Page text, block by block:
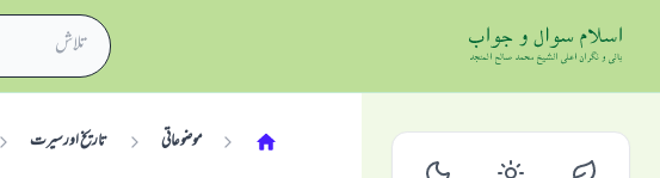
موضوعاتی تاریخ اورسیرت